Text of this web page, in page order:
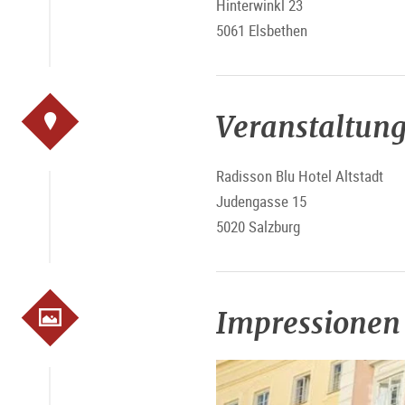
Hinterwinkl 23
5061 Elsbethen
Radisson Blu Hotel Altstadt
Judengasse 15
5020 Salzburg
Impressionen